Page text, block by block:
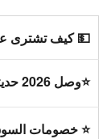
💵 كيف تشترى
⭐وصل 2026 حديثا ؟
⭐ خصومات السوق لايف